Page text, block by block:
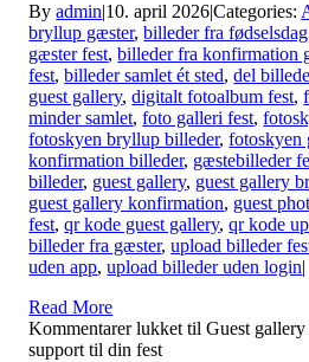
Byadmin|10. april 2026|Categories:
bryllup gæster,billeder fra
gæster fest,billeder fra konfirmation
fest,billeder samlet ét sted,del
guest gallery,digitalt fotoalbum fest,
minder samlet,foto galleri fest,
fotoskyen bryllup billeder,fotoskyen
konfirmation billeder, gæstebilleder
billeder, guest gallery, guest gallery
guest gallery konfirmation, guest
fest,qr kode guest gallery,qr kode
billeder fra gæster,upload billeder
uden app,upload billeder uden login|
Read More
Kommentarer lukket til Guest
support til din fest